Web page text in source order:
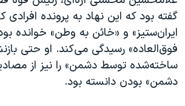
گفته بود که این نهاد به پرونده افرادی
ایران‌ستیز» و «خائن به وطن» خوانده
فوق‌العاده» رسیدگی می‌کند. او حتی
ساخته‌شده توسط دشمن» را نیز از
دشمن» بودن دانسته بود.